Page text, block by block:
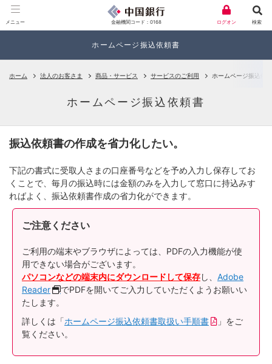
金融機関コード：0168
メニュー 検索
ログオン
ホームページ振込依頼書
ホーム 法人のお客さま 商品・サービス サービスのご利用 ホームページ振込依
ホームページ振込依頼書
振込依頼書の作成を省力化したい。
下記の書式に受取人さまの口座番号などを予め入力し保存してお
くことで、毎月の振込時には金額のみを入力して窓口に持込みす
ればよく、振込依頼書作成の省力化ができます。
ご注意ください
ご利用の端末やブラウザによっては、PDFの入力機能が使
用できない場合がございます。
パソコンなどの端末内にダウンロードして保存し、 Adobe
Reader
でPDFを開いてご入力していただくようお願いい
たします。
詳しくは「ホームページ振込依頼書取扱い手順書
」をご
覧ください。